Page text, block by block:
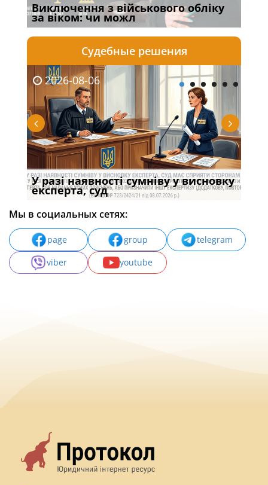
Виключення з військового обліку
за віком: чи можл
Судебные решения
2026-08-06
У разі наявності сумніву у висновку
експерта, суд
Мы в социальных сетях:
page group
telegram
viber
youtube